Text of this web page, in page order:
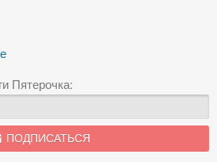
Пятерочка:
ПОДПИСАТЬСЯ